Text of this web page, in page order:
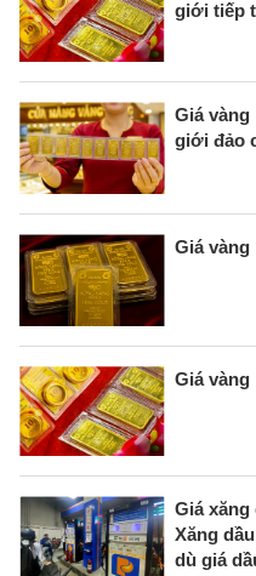
giới tiếp
Giá vàng
giới đảo
Giá vàng
Giá vàng
Giá xăng
Xăng
dù giá